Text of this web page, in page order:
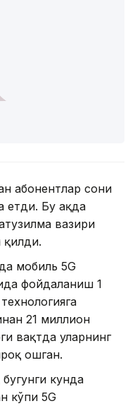
абонентлар сони
Бу ҳақда
вазири
қилди.
мобиль 5G
фойдаланиш 1
21 миллион
вақтда уларнинг
ошган.
кунда
кўпи 5G